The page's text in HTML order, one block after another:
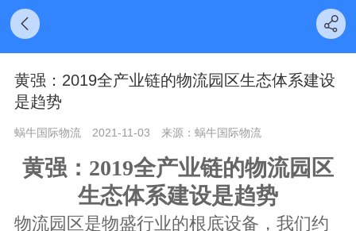
黄强：2019全产业链的物流园区生态体系建设
是趋势
蜗牛国际物流 2021-11-03 来源：蜗牛国际物流
黄强：2019全产业链的物流园区
生态体系建设是趋势
物流园区是物盛行业的根底设备，我们约